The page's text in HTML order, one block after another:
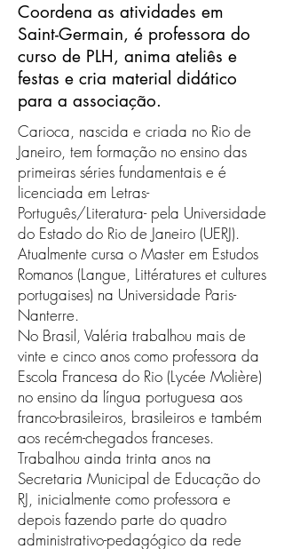
Coordena as atividades em
Saint-Germain, é professora do
curso de PLH, anima ateliês e
festas e cria material didático
para a associação.
Carioca, nascida e criada no Rio de
Janeiro, tem formação no ensino das
primeiras séries fundamentais e é
licenciada em Letras-
Português/Literatura- pela Universidade
do Estado do Rio de Janeiro (UERJ).
Atualmente cursa o Master em Estudos
Romanos (Langue, Littératures et cultures
portugaises) na Universidade Paris-
Nanterre.
No Brasil, Valéria trabalhou mais de
vinte e cinco anos como professora da
Escola Francesa do Rio (Lycée Molière)
no ensino da língua portuguesa aos
franco-brasileiros, brasileiros e também
aos recém-chegados franceses.
Trabalhou ainda trinta anos na
Secretaria Municipal de Educação do
RJ, inicialmente como professora e
depois fazendo parte do quadro
administrativo-pedagógico da rede